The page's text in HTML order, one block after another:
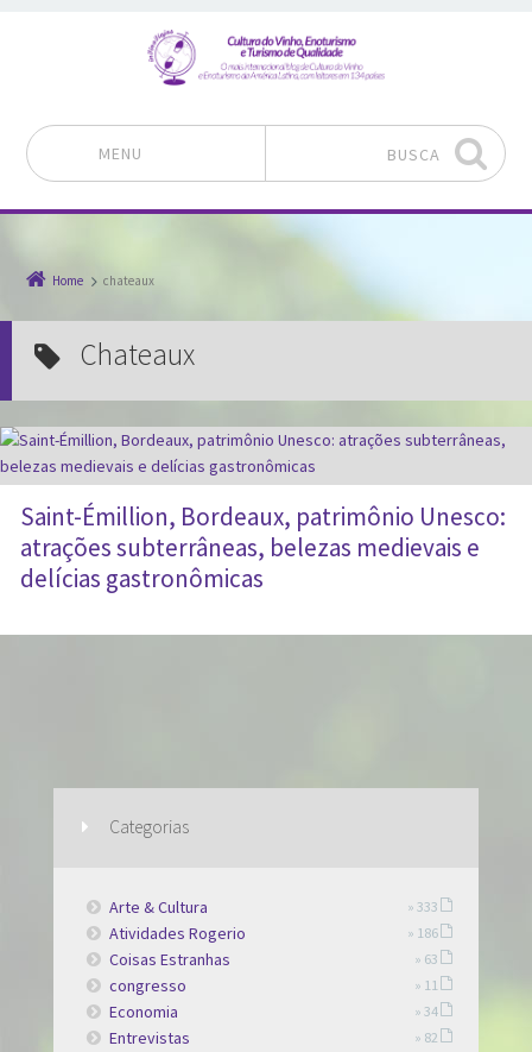
MENU BUSCA
Home chateaux
chateaux
Saint-Émillion, Bordeaux, patrimônio Unesco:
atrações subterrâneas, belezas medievais e
delícias gastronômicas
Categorias
Arte & Cultura » 333
Atividades Rogerio » 186
Coisas Estranhas » 63
congresso » 11
Economia » 34
Entrevistas » 82